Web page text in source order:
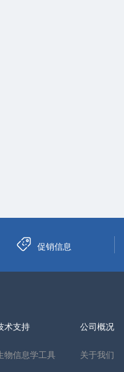
促销信息
术支持
物信息学工具
公司概况
关于我们